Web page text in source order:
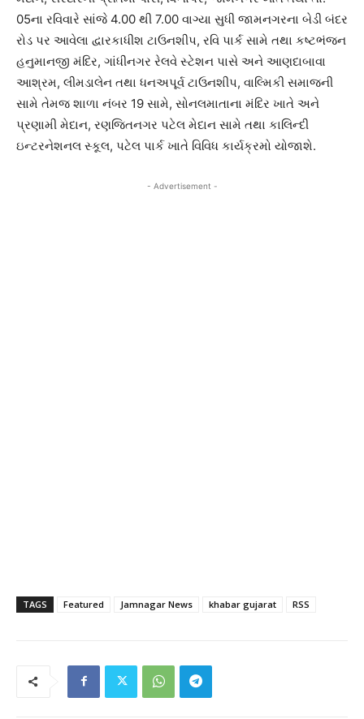
05ના રવિવારે સાંજે 4.00 થી 7.00 વાગ્યા સુધી જામનગરના બેડી બંદર
રોડ પર આવેલા દ્વારકાધીશ ટાઉનશીપ, રવિ પાર્ક સામે તથા કષ્ટભંજન
હનુમાનજી મંદિર, ગાંધીનગર રેલવે સ્ટેશન પાસે અને આણદાબાવા
આશ્રમ, લીમડાલેન તથા ધનઅપૂર્વ ટાઉનશીપ, વાલ્મિકી સમાજની
સામે તેમજ શાળા નંબર 19 સામે, સોનલમાતાના મંદિર ખાતે અને
પ્રણામી મેદાન, રણજિતનગર પટેલ મેદાન સામે તથા કાલિન્દી
ઇન્ટરનેશનલ સ્કૂલ, પટેલ પાર્ક ખાતે વિવિધ કાર્યક્રમો યોજાશે.
- Advertisement -
TAGS Featured Jamnagar News khabar gujarat RSS